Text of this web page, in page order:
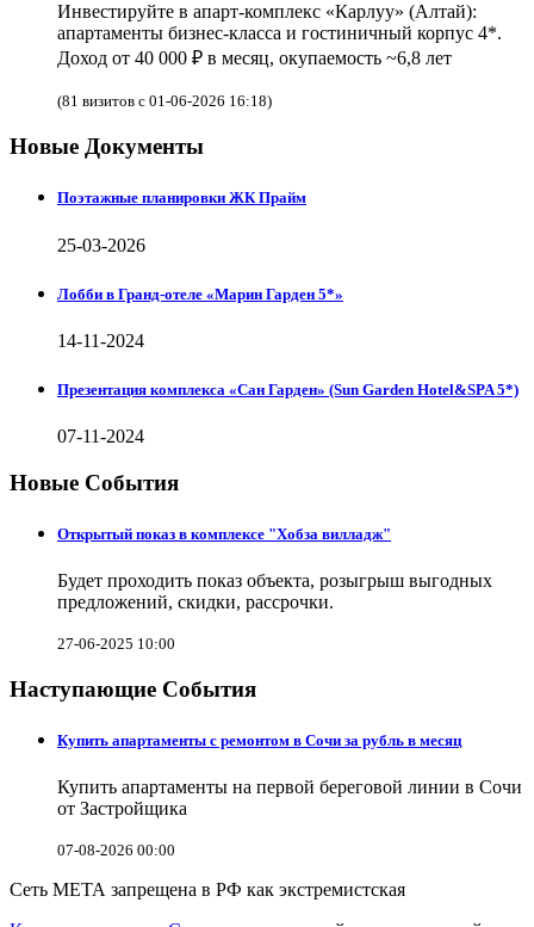
Инвестируйте в апарт-комплекс «Карлуу» (Алтай):
апартаменты бизнес-класса и гостиничный корпус 4*.
Доход от 40 000 ₽ в месяц, окупаемость ~6,8 лет
(81 визитов с 01-06-2026 16:18)
Новые Документы
Поэтажные планировки ЖК Прайм
25-03-2026
Лобби в Гранд-отеле «Марин Гарден 5*»
14-11-2024
Презентация комплекса «Сан Гарден» (Sun Garden Hotel&SPA 5*)
07-11-2024
Новые События
Открытый показ в комплексе "Хобза вилладж"
Будет проходить показ объекта, розыгрыш выгодных
предложений, скидки, рассрочки.
27-06-2025 10:00
Наступающие События
Купить апартаменты с ремонтом в Сочи за рубль в месяц
Купить апартаменты на первой береговой линии в Сочи
от Застройщика
07-08-2026 00:00
Сеть МЕТА запрещена в РФ как экстремистская